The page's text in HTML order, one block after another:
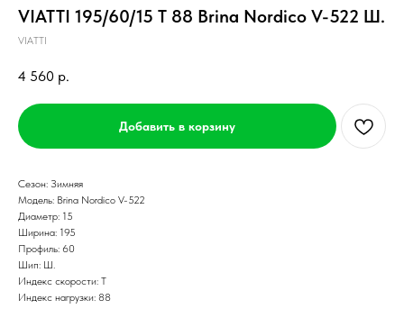
VIATTI 195/60/15 T 88 Brina Nordico V-522 Ш.
VIATTI
4 560 р.
Добавить в корзину
Сезон: Зимняя
Модель: Brina Nordico V-522
Диаметр: 15
Ширина: 195
Профиль: 60
Шип: Ш.
Индекс скорости: T
Индекс нагрузки: 88